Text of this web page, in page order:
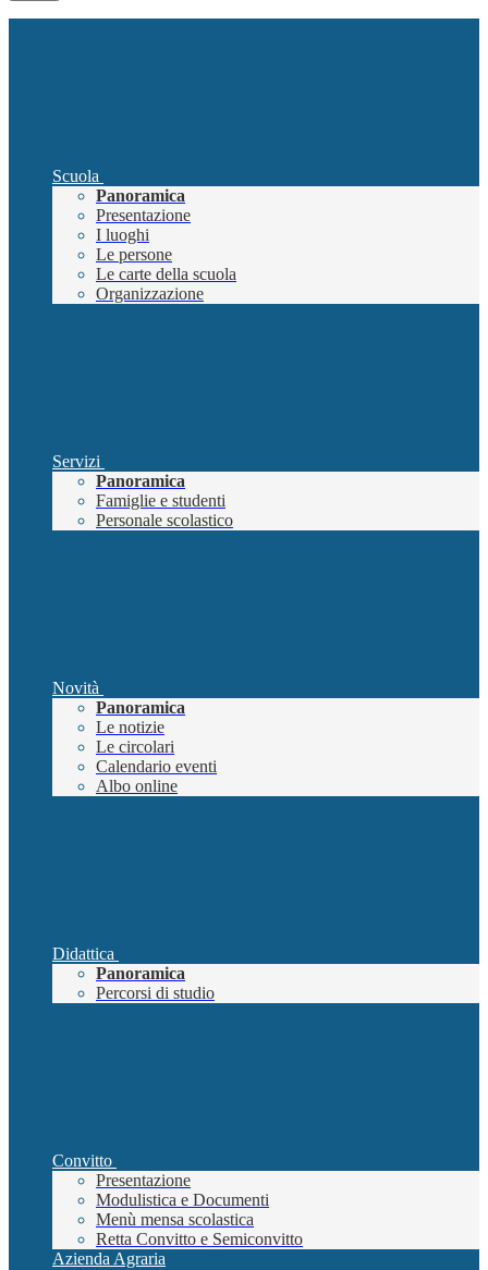
Scuola
Panoramica
Presentazione
I luoghi
Le persone
Le carte della scuola
Organizzazione
Servizi
Panoramica
Famiglie e studenti
Personale scolastico
Novità
Panoramica
Le notizie
Le circolari
Calendario eventi
Albo online
Didattica
Panoramica
Percorsi di studio
Convitto
Presentazione
Modulistica e Documenti
Menù mensa scolastica
Retta Convitto e Semiconvitto
Azienda Agraria